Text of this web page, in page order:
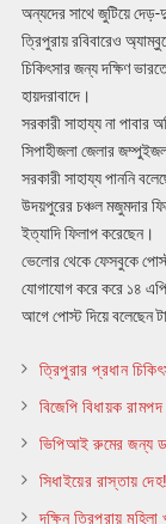
অন্যদের সাথে জুটিয়ে দেড়-
ত্রিপুরায় রবিবারেও
চিকিৎসার জন্য দক্ষিণ
হায়দরাবাদে।
সরকারী সাহায্য না
সিপাহীজলা জেলার
সরকারী সাহায্য পাননি
উদয়পুরের চঞ্চল মজুমদার
ইত্যাদি ফিলাপ করেছেন।
ভেলোর থেকে ফেসবুকে
যোগাযোগ করে করে ১৪
আগে পোস্ট দিয়ে বলেছেন
ত্রিপুরার প্রধান
বিজেপি বিধায়ক
ভিপিআই রুমের জন্য
সিধাইয়ের রাস্তায় দেহ!
দক্ষিন ত্রিপুরায়